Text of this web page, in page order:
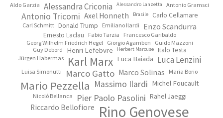
Aldo Garzia Alessandra Criconia Alessandro Lanzetta Antonio Gramsci
Antonio Tricomi Axel Honneth Brasile Carlo Cellamare
Carl Schmitt Donald Trump Emiliano Ilardi Enzo Scandurra
Ernesto Laclau Fabio Tarzia
Francesco Garibaldo
Georg Wilhelm Friedrich Hegel
Giorgio Agamben
Guido Mazzoni
Guy Debord
Henri Lefebvre Herbert Marcuse Italo Testa
Jürgen Habermas Karl Marx Luca Baiada Luca Lenzini
Luisa Simonutti Marco Gatto Marco Solinas Maria Borio
Mario Pezzella Massimo Ilardi Michel Foucault
Nicolò Bellanca Pier Paolo Pasolini Rahel Jaeggi
Riccardo Bellofiore Rino Genovese